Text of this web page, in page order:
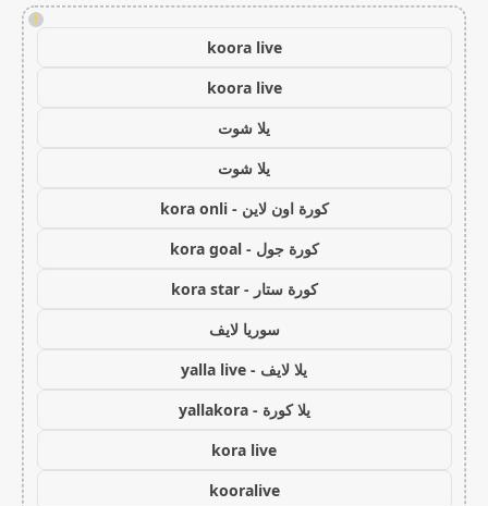
!
koora live
koora live
يلا شوت
يلا شوت
كورة اون لاين - kora onli
كورة جول - kora goal
كورة ستار - kora star
سوريا لايف
يلا لايف - yalla live
يلا كورة - yallakora
kora live
kooralive